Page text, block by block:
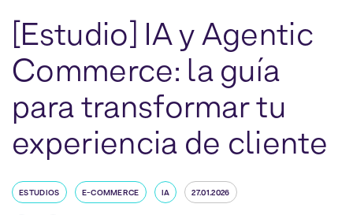
[Estudio] IA y Agentic
Commerce: la guía
para transformar tu
experiencia de cliente
ESTUDIOS E-COMMERCE IA 27.01.2026